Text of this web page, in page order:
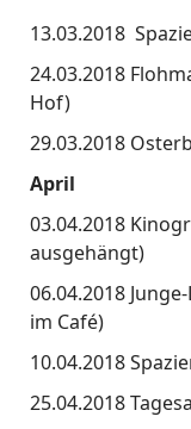
13.03.2018
24.03.2018
Hof)
29.03.2018
April
03.04.2018
ausgehängt)
06.04.2018
im Café)
10.04.2018
25.04.2018